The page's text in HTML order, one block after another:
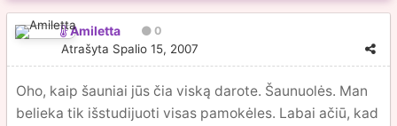
Amiletta 0
Atrašyta Spalio 15, 2007
Oho, kaip šauniai jūs čia viską darote. Šaunuolės. Man
belieka tik išstudijuoti visas pamokėles. Labai ačiū, kad